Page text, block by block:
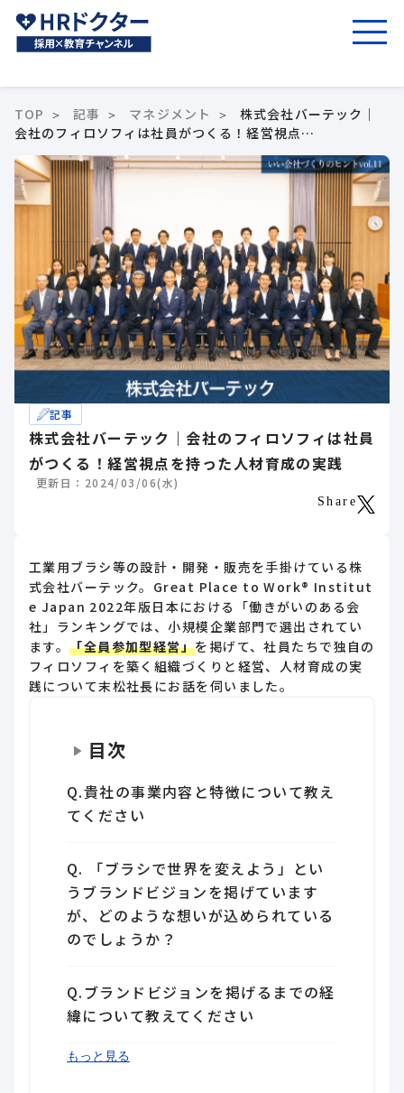
TOP 記事 マネジメント
株式会社バーテック｜
会社のフィロソフィは社員がつくる！経営視点…
記事
株式会社バーテック｜会社のフィロソフィは社員
がつくる！経営視点を持った人材育成の実践
更新日：2024/03/06(水)
Share
工業用ブラシ等の設計・開発・販売を手掛けている株
式会社バーテック。Great Place to Work® Institut
e Japan 2022年版日本における「働きがいのある会
社」ランキングでは、小規模企業部門で選出されてい
ます。「全員参加型経営」を掲げて、社員たちで独自の
フィロソフィを築く組織づくりと経営、人材育成の実
践について末松社長にお話を伺いました。
目次
Q.貴社の事業内容と特徴について教え
てください
Q. 「ブラシで世界を変えよう」とい
うブランドビジョンを掲げています
が、どのような想いが込められている
のでしょうか？
Q.ブランドビジョンを掲げるまでの経
緯について教えてください
Q. 全員参加型経営にシフトすべく、
Q.フィロソフィをより社内に浸透させ
Q. それ以外にも全員参加型経営に向
Q.貴社の人材育成におけるポイントを
Q.最後に貴社における事業承継につい
もっと見る